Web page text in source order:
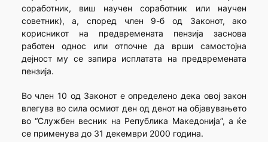
соработник, виш научен соработник или научен
советник), а, според член 9-б од Законот, ако
корисникот на предвремената пензија заснова
работен однос или отпочне да врши самостојна
дејност му се запира исплатата на предвремената
пензија.
Во член 10 од Законот е определено дека овој закон
влегува во сила осмиот ден од денот на објавувањето
во “Службен весник на Република Македонија”, а ќе
се применува до 31 декември 2000 година.